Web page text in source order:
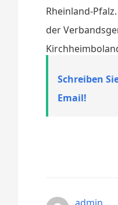
Rheinland-
der
Schreiben
Email!
admin